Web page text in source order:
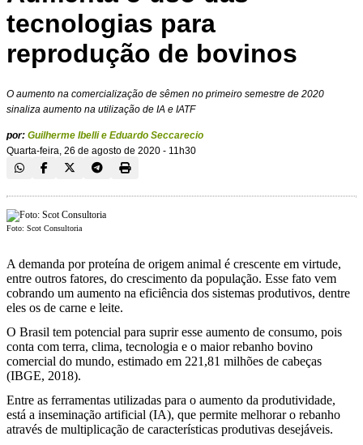
tecnologias para
reprodução de bovinos
O aumento na comercialização de sêmen no primeiro semestre de 2020
sinaliza aumento na utilização de IA e IATF
por: Guilherme Ibelli e Eduardo Seccarecio
Quarta-feira, 26 de agosto de 2020 - 11h30
Foto: Scot Consultoria
A demanda por proteína de origem animal é crescente em virtude,
entre outros fatores, do crescimento da população. Esse fato vem
cobrando um aumento na eficiência dos sistemas produtivos, dentre
eles os de carne e leite.
O Brasil tem potencial para suprir esse aumento de consumo, pois
conta com terra, clima, tecnologia e o maior rebanho bovino
comercial do mundo, estimado em 221,81 milhões de cabeças
(IBGE, 2018).
Entre as ferramentas utilizadas para o aumento da produtividade,
está a inseminação artificial (IA), que permite melhorar o rebanho
através de multiplicação de características produtivas desejáveis.